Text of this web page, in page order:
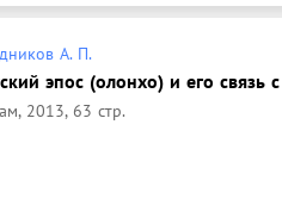
А. П.
эпос (олонхо) и его связь
2013, 63 стр.